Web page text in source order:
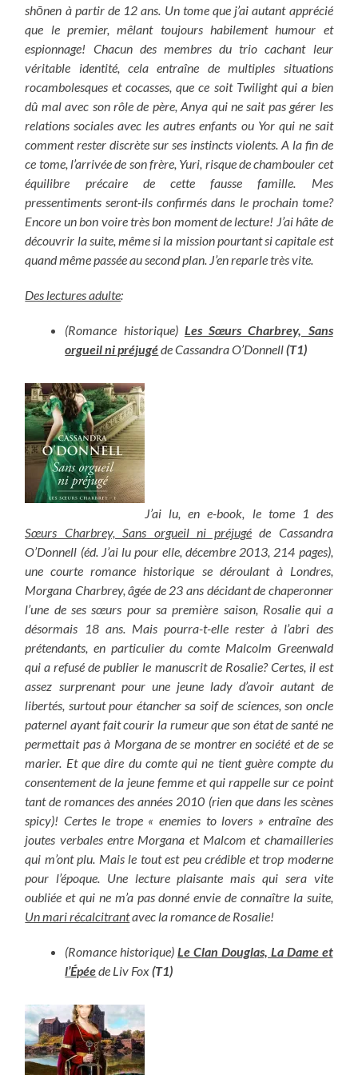
shōnen à partir de 12 ans. Un tome que j’ai autant apprécié
que le premier, mêlant toujours habilement humour et
espionnage! Chacun des membres du trio cachant leur
véritable identité, cela entraîne de multiples situations
rocambolesques et cocasses, que ce soit Twilight qui a bien
dû mal avec son rôle de père, Anya qui ne sait pas gérer les
relations sociales avec les autres enfants ou Yor qui ne sait
comment rester discrète sur ses instincts violents. A la fin de
ce tome, l’arrivée de son frère, Yuri, risque de chambouler cet
équilibre précaire de cette fausse famille. Mes
pressentiments seront-ils confirmés dans le prochain tome?
Encore un bon voire très bon moment de lecture! J’ai hâte de
découvrir la suite, même si la mission pourtant si capitale est
quand même passée au second plan. J’en reparle très vite.
Des lectures adulte:
(Romance historique) Les Sœurs Charbrey, Sans
orgueil ni préjugéde Cassandra O’Donnell(T1)
J’ai lu, en e-book, le tome 1 des
Sœurs Charbrey, Sans orgueil ni préjugéde Cassandra
O’Donnell (éd. J’ai lu pour elle, décembre 2013, 214 pages),
une courte romance historique se déroulant à Londres,
Morgana Charbrey, âgée de 23 ans décidant de chaperonner
l’une de ses sœurs pour sa première saison, Rosalie qui a
désormais 18 ans. Mais pourra-t-elle rester à l’abri des
prétendants, en particulier du comte Malcolm Greenwald
qui a refusé de publier le manuscrit de Rosalie? Certes, il est
assez surprenant pour une jeune lady d’avoir autant de
libertés, surtout pour étancher sa soif de sciences, son oncle
paternel ayant fait courir la rumeur que son état de santé ne
permettait pas à Morgana de se montrer en société et de se
marier. Et que dire du comte qui ne tient guère compte du
consentement de la jeune femme et qui rappelle sur ce point
tant de romances des années 2010 (rien que dans les scènes
spicy)! Certes le trope « enemies to lovers » entraîne des
joutes verbales entre Morgana et Malcom et chamailleries
qui m’ont plu. Mais le tout est peu crédible et trop moderne
pour l’époque. Une lecture plaisante mais qui sera vite
oubliée et qui ne m’a pas donné envie de connaître la suite,
Un mari récalcitrantavec la romance de Rosalie!
(Romance historique) Le Clan Douglas, La Dame et
l’Épéede Liv Fox(T1)